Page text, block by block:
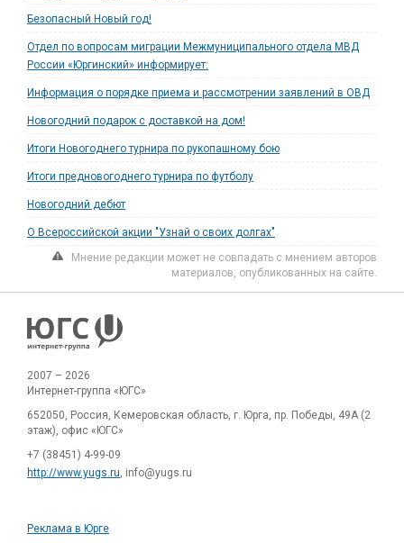
Безопасный Новый год!
Отдел по вопросам миграции Межмуниципального отдела МВД
России «Юргинский» информирует:
Информация о порядке приема и рассмотрении заявлений в ОВД
Новогодний подарок с доставкой на дом!
Итоги Новогоднего турнира по рукопашному бою
Итоги предновогоднего турнира по футболу
Новогодний дебют
О Всероссийской акции "Узнай о своих долгах"
Мнение редакции может не совпадать с мнением авторов
материалов, опубликованных на сайте.
2007 – 2026
Интернет-группа «ЮГС»
652050, Россия, Кемеровская область, г. Юрга, пр. Победы, 49А (2
этаж), офис «ЮГС»
+7 (38451) 4-99-09
http://www.yugs.ru , info@yugs.ru
Реклама в Юрге